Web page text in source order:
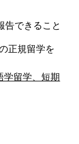
告できること
正規留学を
学留学、短期